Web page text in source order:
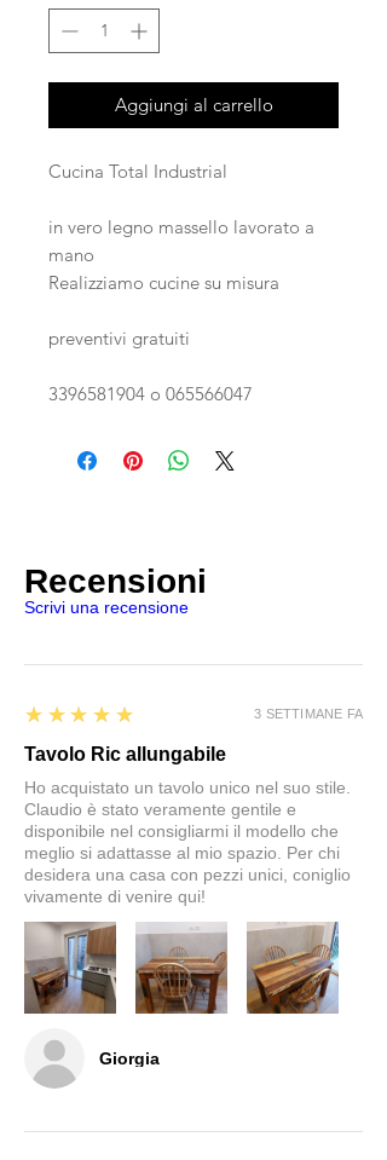
Aggiungi al carrello
Cucina Total Industrial
in vero legno massello lavorato a
mano
Realizziamo cucine su misura
preventivi gratuiti
3396581904 o 065566047
Recensioni
Scrivi una recensione
Giorgia
5
★★★★★
Tavolo Ric allungabile
Ho acquistato un tavolo unico nel suo stile.
Claudio è stato veramente gentile e
disponibile nel consigliarmi il modello che
meglio si adattasse al mio spazio. Per chi
desidera una casa con pezzi unici, coniglio
vivamente di venire qui!
3 SETTIMANE FA